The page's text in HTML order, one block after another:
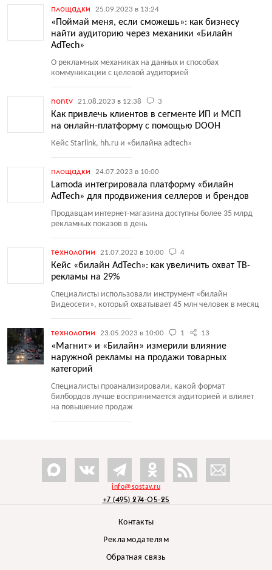
площадки 25.09.2023 в 13:24
«Поймай меня, если сможешь»: как бизнесу
найти аудиторию через механики «Билайн
AdTech»
О рекламных механиках на данных и способах
коммуникации с целевой аудиторией
nontv 21.08.2023 в 12:38 3
Как привлечь клиентов в сегменте ИП и МСП
на онлайн-платформу с помощью DOOH
Кейс Starlink, hh.ru и «билайна adtech»
площадки 24.07.2023 в 10:00
Lamoda интегрировала платформу «билайн
AdTech» для продвижения селлеров и брендов
Продавцам интернет-магазина доступны более 35 млрд
рекламных показов в день
технологии 21.07.2023 в 10:00 4
Кейс «билайн AdTech»: как увеличить охват ТВ-
рекламы на 29%
Специалисты использовали инструмент «билайн
Видеосети», который охватывает 45 млн человек в месяц
технологии 23.05.2023 в 10:00 1 13
«Магнит» и «Билайн» измерили влияние
наружной рекламы на продажи товарных
категорий
Специалисты проанализировали, какой формат
билбордов лучше воспринимается аудиторией и влияет
на повышение продаж
info@sostav.ru
+7 (495) 274-05-25
Контакты
Рекламодателям
Обратная связь